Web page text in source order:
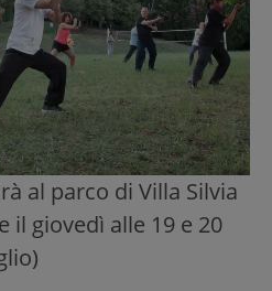
al parco di Villa Silvia
il giovedì alle 19 e 20